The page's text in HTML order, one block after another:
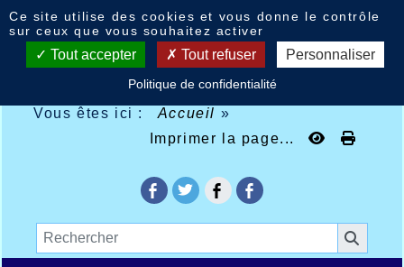
Vous êtes ici : Accueil »
Imprimer la page...
Ce site utilise des cookies et vous donne le contrôle
sur ceux que vous souhaitez activer
Tout accepter Tout refuser Personnaliser
Politique de confidentialité